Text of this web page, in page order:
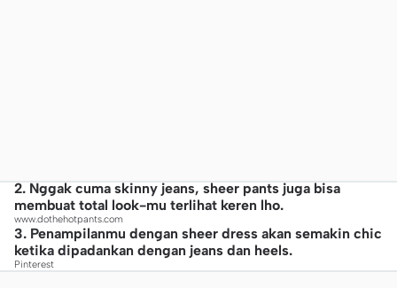
2. Nggak cuma skinny jeans, sheer pants juga bisa
membuat total look-mu terlihat keren lho.
www.dothehotpants.com
3. Penampilanmu dengan sheer dress akan semakin chic
ketika dipadankan dengan jeans dan heels.
Pinterest